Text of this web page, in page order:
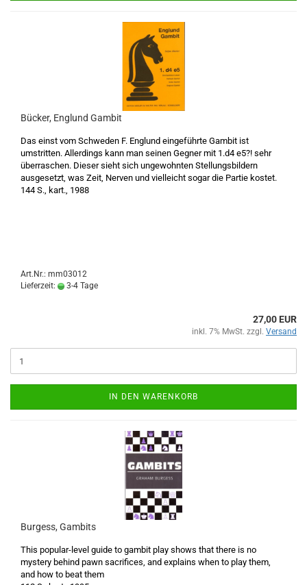
Bücker, Englund Gambit
Das einst vom Schweden F. Englund eingeführte Gambit ist
umstritten. Allerdings kann man seinen Gegner mit 1.d4 e5?! sehr
überraschen. Dieser sieht sich ungewohnten Stellungsbildern
ausgesetzt, was Zeit, Nerven und vielleicht sogar die Partie kostet.
144 S., kart., 1988
Art.Nr.: mm03012
Lieferzeit:
3-4 Tage
27,00 EUR
inkl. 7% MwSt. zzgl. Versand
IN DEN WARENKORB
Burgess, Gambits
This popular-level guide to gambit play shows that there is no
mystery behind pawn sacrifices, and explains when to play them,
and how to beat them